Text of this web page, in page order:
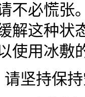
不必慌张
解这种状
使用冰敷
坚持保